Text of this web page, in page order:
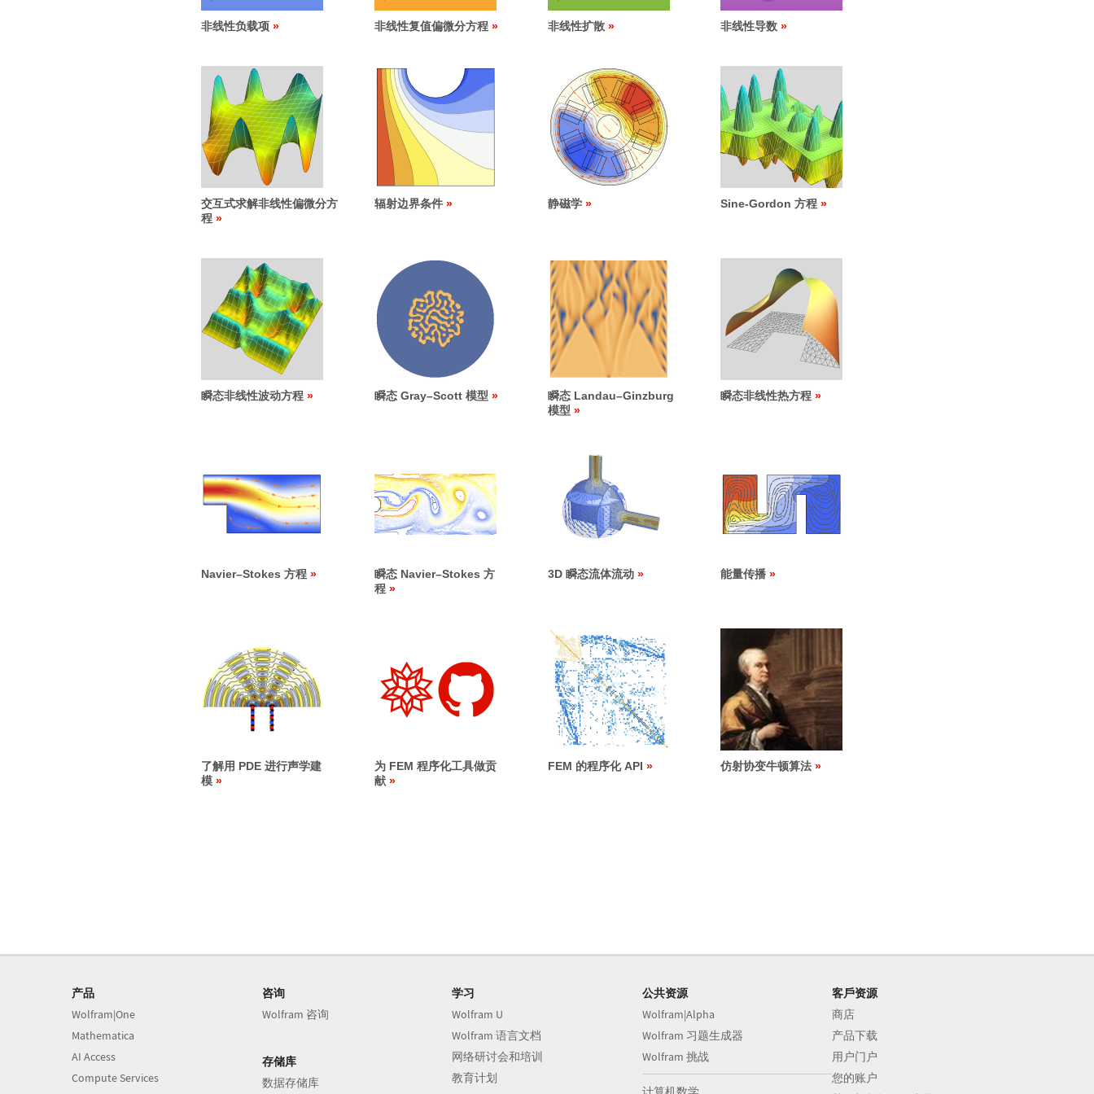
非线性负载项 非线性复值偏微分方程 非线性扩散 非线性导数
交互式求解非线性偏微分方
程
辐射边界条件 静磁学 Sine-Gordon 方程
瞬态非线性波动方程 瞬态 Gray–Scott 模型 瞬态 Landau–Ginzburg
模型
瞬态非线性热方程
Navier–Stokes 方程 瞬态 Navier–Stokes 方
程
3D 瞬态流体流动 能量传播
了解用 PDE 进行声学建
模
为 FEM 程序化工具做贡
献
FEM 的程序化 API 仿射协变牛顿算法
产品
Wolfram|One
Mathematica
AI Access
Compute Services
咨询
Wolfram 咨询
存储库
数据存储库
学习
Wolfram U
Wolfram 语言文档
网络研讨会和培训
教育计划
公共资源
Wolfram|Alpha
Wolfram 习题生成器
Wolfram 挑战
客戶资源
商店
产品下载
用户门户
您的账户